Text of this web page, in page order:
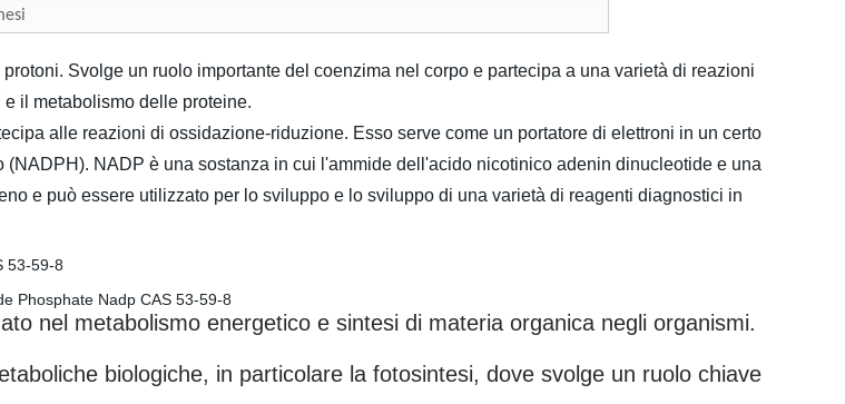
Svolge un ruolo importante del coenzima nel corpo e partecipa a una varietà di reazioni
il metabolismo delle proteine.
alle reazioni di ossidazione-riduzione. Esso serve come un portatore di elettroni in un certo
NADP è una sostanza in cui l'ammide dell'acido nicotinico adenin dinucleotide e una
e può essere utilizzato per lo sviluppo e lo sviluppo di una varietà di reagenti diagnostici in
nel metabolismo energetico e sintesi di materia organica negli organismi.
biologiche, in particolare la fotosintesi, dove svolge un ruolo chiave